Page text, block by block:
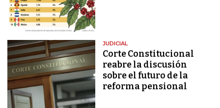
JUDICIAL
Corte Constitucional
reabre la discusión
sobre el futuro de la
reforma pensional